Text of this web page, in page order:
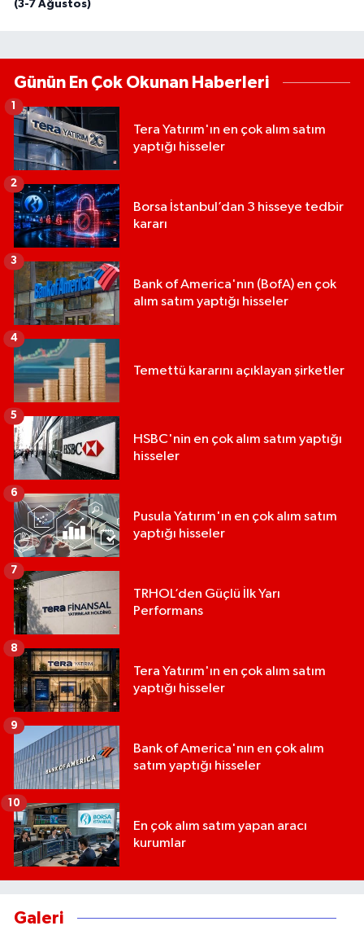
(3-7 Ağustos)
Günün En Çok Okunan Haberleri
Tera Yatırım'ın en çok alım satım
yaptığı hisseler
Borsa İstanbul’dan 3 hisseye tedbir
kararı
2
Bank of America'nın (BofA) en çok
alım satım yaptığı hisseler
3
Temettü kararını açıklayan şirketler
4
HSBC'nin en çok alım satım yaptığı
hisseler
5
Pusula Yatırım'ın en çok alım satım
yaptığı hisseler
6
TRHOL’den Güçlü İlk Yarı
Performans
7
Tera Yatırım'ın en çok alım satım
yaptığı hisseler
8
Bank of America'nın en çok alım
satım yaptığı hisseler
9
En çok alım satım yapan aracı
kurumlar
10
Galeri